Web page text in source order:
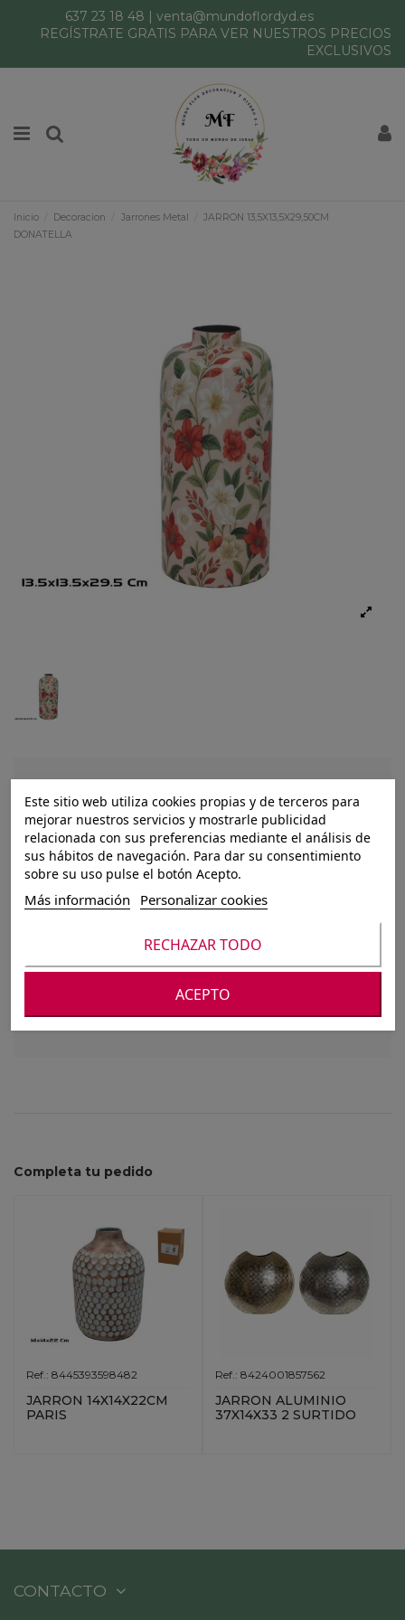
637 23 18 48 | venta@mundoflordyd.es
REGÍSTRATE GRATIS PARA VER NUESTROS PRECIOS
EXCLUSIVOS
Inicio Decoracion Jarrones Metal
JARRON 13,5X13,5X29,50CM
DONATELLA
JARRON
13,5X13,5X29,50CM
DONATELLA
Completa tu pedido
Ref.: 8445393598482
JARRON 14X14X22CM
PARIS
Ref.: 8424001857562
JARRON ALUMINIO
37X14X33 2 SURTIDO
CONTACTO
Este sitio web utiliza cookies propias y de terceros para
mejorar nuestros servicios y mostrarle publicidad
relacionada con sus preferencias mediante el análisis de
sus hábitos de navegación. Para dar su consentimiento
sobre su uso pulse el botón Acepto.
Más información Personalizar cookies
RECHAZAR TODO
ACEPTO